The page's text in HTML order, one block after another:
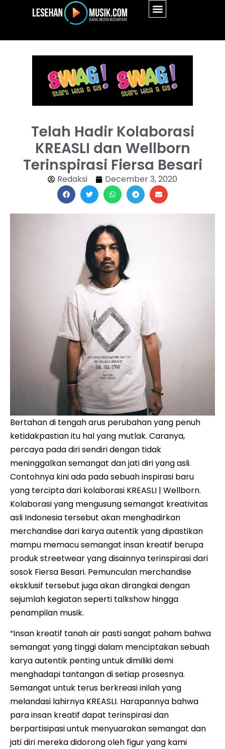
Telah Hadir Kolaborasi
KREASLI dan Wellborn
Terinspirasi Fiersa Besari
Redaksi December 3, 2020
Bertahan di tengah arus perubahan yang penuh
ketidakpastian itu hal yang mutlak. Caranya,
percaya pada diri sendiri dengan tidak
meninggalkan semangat dan jati diri yang asli.
Contohnya kini ada pada sebuah inspirasi baru
yang tercipta dari kolaborasi KREASLI | Wellborn.
Kolaborasi yang mengusung semangat kreativitas
asli Indonesia tersebut akan menghadirkan
merchandise dari karya autentik yang dipastikan
mampu memacu semangat insan kreatif berupa
produk streetwear yang disainnya terinspirasi dari
sosok Fiersa Besari. Pemunculan merchandise
eksklusif tersebut juga akan dirangkai dengan
sejumlah kegiatan seperti talkshow hingga
penampilan musik.
“Insan kreatif tanah air pasti sangat paham bahwa
semangat yang tinggi dalam menciptakan sebuah
karya autentik penting untuk dimiliki demi
menghadapi tantangan di setiap prosesnya.
Semangat untuk terus berkreasi inilah yang
melandasi lahirnya KREASLI. Harapannya bahwa
para insan kreatif dapat terinspirasi dan
berpartisipasi untuk menyuarakan semangat dan
jati diri mereka didorong oleh figur yang kami